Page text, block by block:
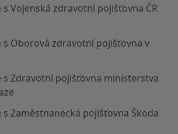
s Vojenská zdravotní pojišťovna ČR
s Oborová zdravotní pojišťovna v
s Zdravotní pojišťovna ministerstva
s Zaměstnanecká pojišťovna Škoda